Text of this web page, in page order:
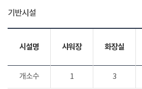
기반시설
시설명 샤워장 화장실
개소수 1 3